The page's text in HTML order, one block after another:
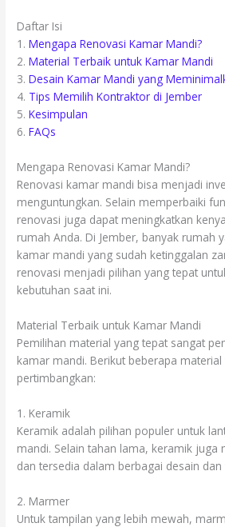
Daftar Isi
1.Mengapa Renovasi Kamar Mandi?
2.Material Terbaik untuk Kamar Mandi
3.Desain Kamar Mandi yang
4. Tips Memilih Kontraktor di Jember
5.Kesimpulan
6.FAQs
Mengapa Renovasi Kamar Mandi?
Renovasi kamar mandi bisa menjadi
menguntungkan. Selain memperbaiki
renovasi juga dapat meningkatkan
rumah Anda. Di Jember, banyak rumah
kamar mandi yang sudah ketinggalan
renovasi menjadi pilihan yang tepat
kebutuhan saat ini.
Material Terbaik untuk Kamar Mandi
Pemilihan material yang tepat sangat
kamar mandi. Berikut beberapa
pertimbangkan:
1. Keramik
Keramik adalah pilihan populer untuk
mandi. Selain tahan lama, keramik juga
dan tersedia dalam berbagai desain dan
2. Marmer
Untuk tampilan yang lebih mewah,